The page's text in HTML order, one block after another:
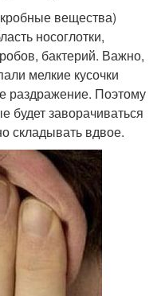
вещества)
носоглотки,
бактерий. Важно,
мелкие кусочки
раздражение. Поэтому
будет заворачиваться
складывать вдвое.